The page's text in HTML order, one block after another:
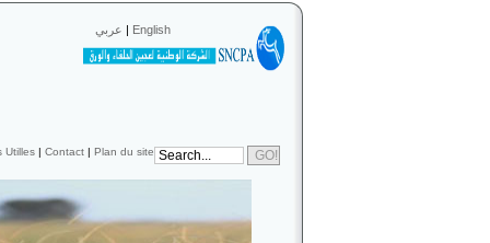
عربي | English
Utilles | Contact | Plan du site